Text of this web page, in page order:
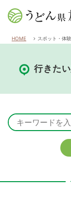
HOME スポット・体験
行きた